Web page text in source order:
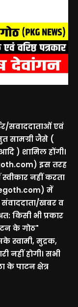
सवाददाताओं एवं
सामग्री जैसे (
) शामिल होंगी।
इस तरह
नहीं करता
में
संवाददाता/खबर व
किसी भी प्रकार
के गोठ"
स्वामी, मुद्रक,
नहीं होगी। सभी
के पाटन क्षेत्र